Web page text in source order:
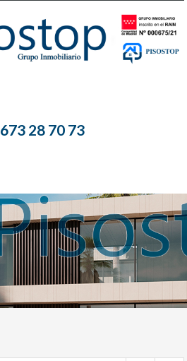
673 28 70 73